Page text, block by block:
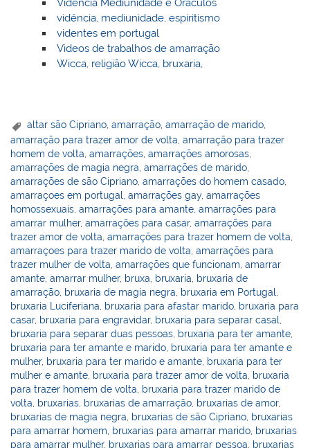
Vidência Mediunidade e Oráculos
vidência, mediunidade, espiritismo
videntes em portugal
Videos de trabalhos de amarração
Wicca, religião Wicca, bruxaria,
altar são Cipriano,amarração,amarração de marido,
amarração para trazer amor de volta ,amarração para trazer
homem de volta ,amarrações ,amarrações amorosas
amarrações de magia negra ,amarrações de marido
amarrações de são Cipriano ,amarrações do homem casado
amarraçoes em portugal ,amarrações gay,amarrações
homossexuais ,amarrações para amante ,amarrações para
amarrar mulher,amarrações para casar,amarrações para
trazer amor de volta ,amarrações para trazer homem de volta
amarraçoes para trazer marido de volta ,amarrações para
trazer mulher de volta ,amarrações que funcionam ,amarrar
amante ,amarrar mulher, bruxa bruxaria
bruxaria de
amarração bruxaria de magia negra bruxaria em Portugal
bruxaria Luciferiana
bruxaria para afastar marido bruxaria para
casar, bruxaria para engravidar, bruxaria para separar casal
bruxaria para separar duas pessoas bruxaria para ter amante
bruxaria para ter amante e marido bruxaria para ter amante e
mulher, bruxaria para ter marido e amante bruxaria para ter
mulher e amante bruxaria para trazer amor de volta
bruxaria
para trazer homem de volta
bruxaria para trazer marido de
volta
bruxarias bruxarias de amarração bruxarias de amor,
bruxarias de magia negra
bruxarias de são Cipriano bruxarias
para amarrar homem
bruxarias para amarrar marido bruxarias
para amarrar mulher, bruxarias para amarrar pessoa
bruxarias